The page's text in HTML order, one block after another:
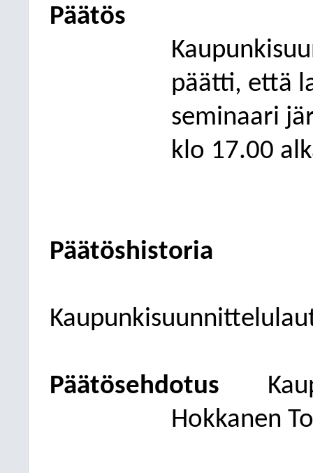
Päätös
päätti, että
seminaari
klo 17.00
Päätöshistoria
Päätösehdotus
Hokkanen